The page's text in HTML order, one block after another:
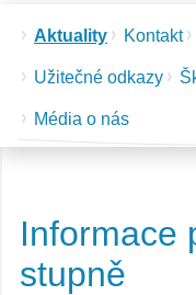
Aktuality Kontakt
Užitečné odkazy
Média o nás
Informace
stupně